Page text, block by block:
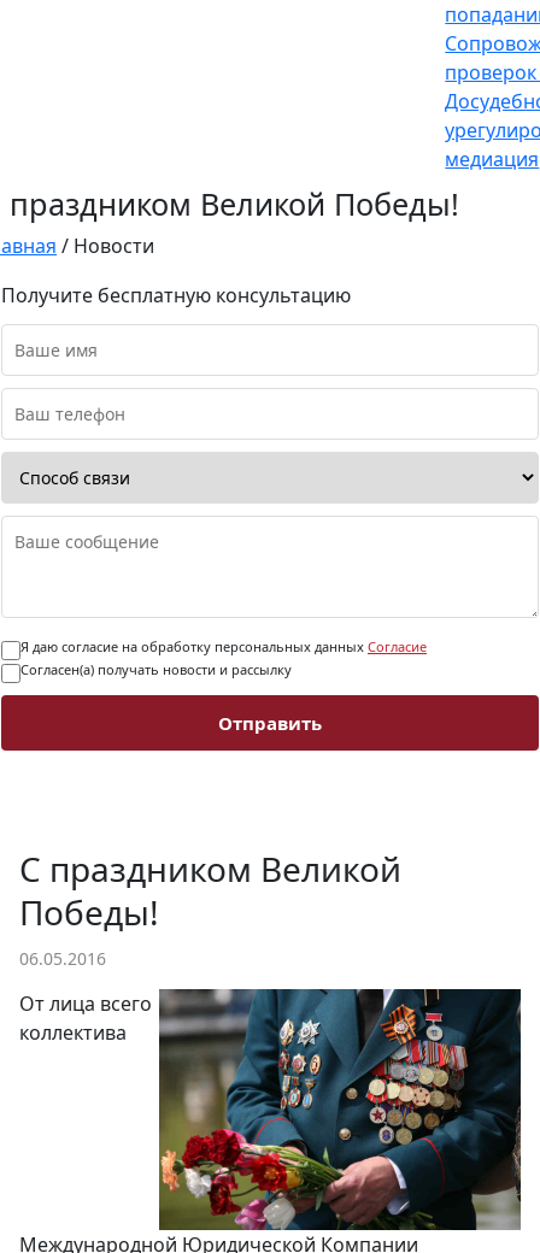
медиация
праздником Великой Победы!
/ Новости
Получите бесплатную консультацию
Я даю согласие на обработку персональных данных Согласие
Согласен(а) получать новости и рассылку
Отправить
С праздником Великой
Победы!
06.05.2016
От лица всего
коллектива
Международной Юридической Компании